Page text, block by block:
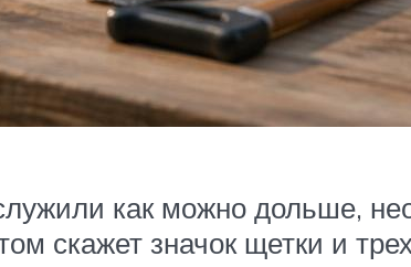
как можно дольше,
скажет значок щетки и